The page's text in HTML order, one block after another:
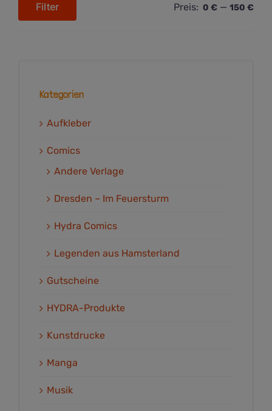
Max.
Filter Preis: 0 € — 150 €
Kategorien
Aufkleber
Comics
Andere Verlage
Dresden – Im Feuersturm
Hydra Comics
Legenden aus Hamsterland
Gutscheine
HYDRA-Produkte
Kunstdrucke
Manga
Musik